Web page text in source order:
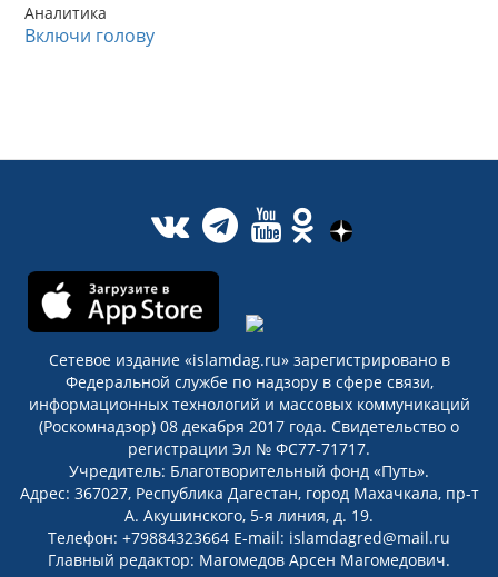
Аналитика
Включи голову
Сетевое издание «islamdag.ru» зарегистрировано в
Федеральной службе по надзору в сфере связи,
информационных технологий и массовых коммуникаций
(Роскомнадзор) 08 декабря 2017 года. Свидетельство о
регистрации Эл № ФС77-71717.
Учредитель: Благотворительный фонд «Путь».
Адрес: 367027, Республика Дагестан, город Махачкала, пр-т
А. Акушинского, 5-я линия, д. 19.
Телефон: +79884323664 E-mail: islamdagred@mail.ru
Главный редактор: Магомедов Арсен Магомедович.